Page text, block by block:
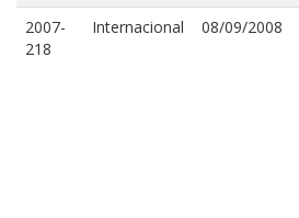
2007-
218
Internacional 08/09/2008